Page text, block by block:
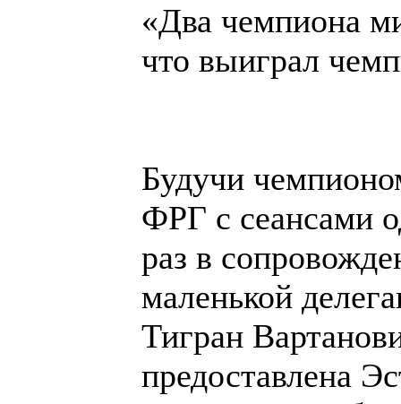
«Два чемпиона
что выиграл
Будучи
ФРГ с сеансами
раз в
маленькой
Тигран
предоставлена